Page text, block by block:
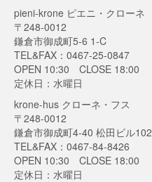
pieni-krone ピエニ・クローネ
〒248-0012
鎌倉市御成町5-6 1-C
TEL&FAX：0467-25-0847
OPEN 10:30 CLOSE 18:00
定休日：水曜日
krone-hus クローネ・フス
〒248-0012
鎌倉市御成町4-40 松田ビル102
TEL&FAX：0467-84-8426
OPEN 10:30 CLOSE 18:00
定休日：水曜日